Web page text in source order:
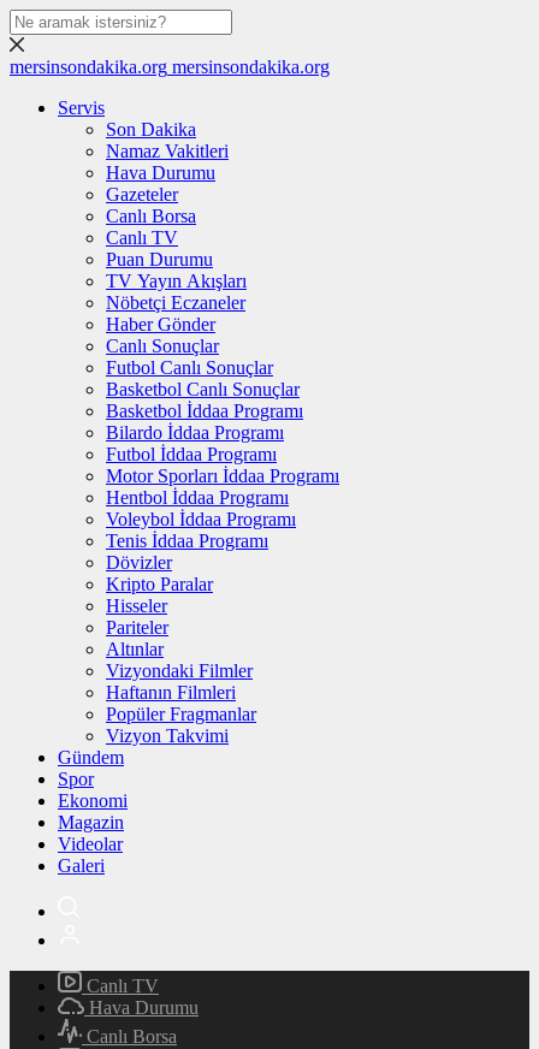
mersinsondakika.org mersinsondakika.org
Servis
Son Dakika
Namaz Vakitleri
Hava Durumu
Gazeteler
Canlı Borsa
Canlı TV
Puan Durumu
TV Yayın Akışları
Nöbetçi Eczaneler
Haber Gönder
Canlı Sonuçlar
Futbol Canlı Sonuçlar
Basketbol Canlı Sonuçlar
Basketbol İddaa Programı
Bilardo İddaa Programı
Futbol İddaa Programı
Motor Sporları İddaa Programı
Hentbol İddaa Programı
Voleybol İddaa Programı
Tenis İddaa Programı
Dövizler
Kripto Paralar
Hisseler
Pariteler
Altınlar
Vizyondaki Filmler
Haftanın Filmleri
Popüler Fragmanlar
Vizyon Takvimi
Gündem
Spor
Ekonomi
Magazin
Videolar
Galeri
Canlı TV
Hava Durumu
Canlı Borsa